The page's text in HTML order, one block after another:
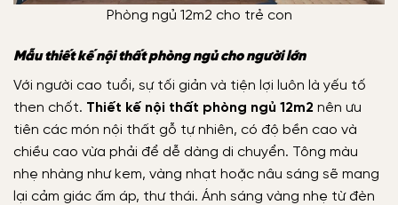
Phòng ngủ 12m2 cho trẻ con
Mẫu thiết kế nội thất phòng ngủ cho người lớn
Với người cao tuổi, sự tối giản và tiện lợi luôn là yếu tố
then chốt. Thiết kế nội thất phòng ngủ 12m2 nên ưu
tiên các món nội thất gỗ tự nhiên, có độ bền cao và
chiều cao vừa phải để dễ dàng di chuyển. Tông màu
nhẹ nhàng như kem, vàng nhạt hoặc nâu sáng sẽ mang
lại cảm giác ấm áp, thư thái. Ánh sáng vàng nhẹ từ đèn